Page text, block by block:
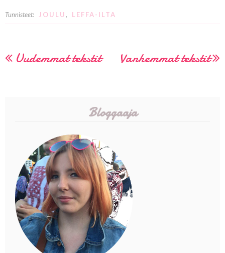
Tunnisteet: JOULU, LEFFA-ILTA
Uudemmat tekstit Vanhemmat tekstit
Bloggaaja